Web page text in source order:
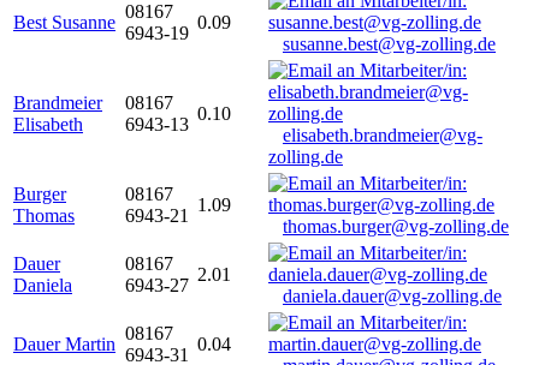
Best Susanne
08167
6943-19
0.09
susanne.best@vg-zolling.de
Brandmeier
Elisabeth
08167
6943-13
0.10
elisabeth.brandmeier@vg-
zolling.de
Burger
Thomas
08167
6943-21
1.09
thomas.burger@vg-zolling.de
Dauer
Daniela
08167
6943-27
2.01
daniela.dauer@vg-zolling.de
Dauer Martin
08167
6943-31
0.04